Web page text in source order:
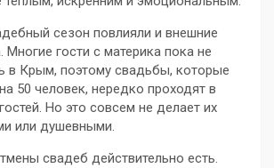
сезон повлияли и внешние
Многие гости с материка пока не
в Крым, поэтому свадьбы, которые
50 человек, нередко проходят в
Но это совсем не делает их
или душевными.
свадеб действительно есть.